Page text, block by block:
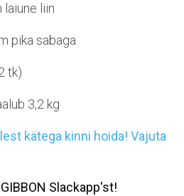
laiune liin
pika sabaga
tk)
3,2 kg
kätega kinni hoida! Vajuta
Slackapp'st!